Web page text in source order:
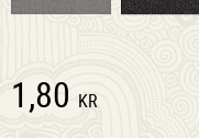
1,80 KR